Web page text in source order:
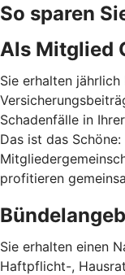
So sparen
Als Mitglied
Sie erhalten
Schadenfälle in
Das ist das
profitieren
Sie erhalten einen
Haftpflicht-,